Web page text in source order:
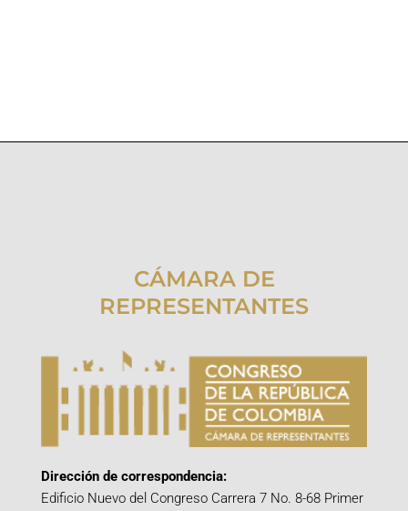
CÁMARA DE
REPRESENTANTES
Dirección de correspondencia:
Edificio Nuevo del Congreso Carrera 7 No. 8-68 Primer